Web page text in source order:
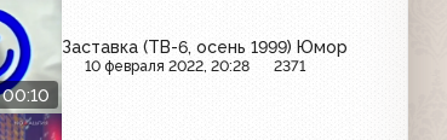
00:10
Заставка (ТВ-6, осень 1999) Юмор
10 февраля 2022, 20:28 2371